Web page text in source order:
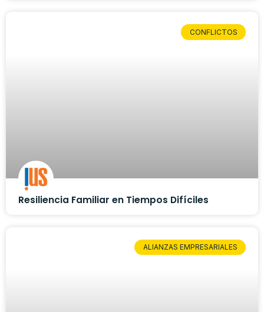
CONFLICTOS
Resiliencia Familiar en Tiempos Difíciles
ALIANZAS EMPRESARIALES